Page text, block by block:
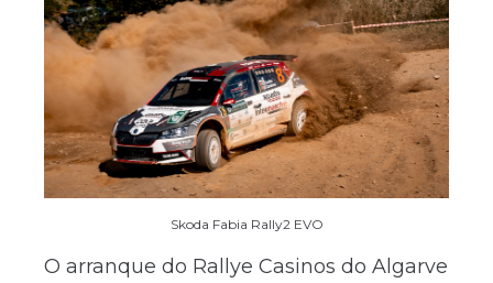
Skoda Fabia Rally2 EVO
O arranque do Rallye Casinos do Algarve